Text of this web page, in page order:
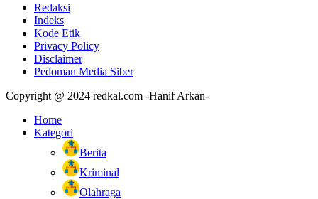
Redaksi
Indeks
Kode Etik
Privacy Policy
Disclaimer
Pedoman Media Siber
Copyright @ 2024 redkal.com -Hanif Arkan-
Home
Kategori
Berita
Kriminal
Olahraga